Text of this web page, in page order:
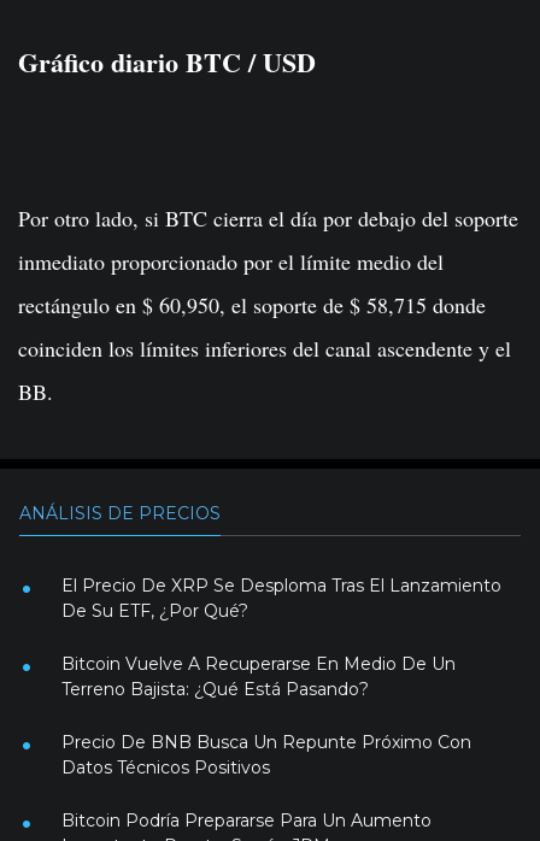
Gráfico diario BTC / USD
Por otro lado, si BTC cierra el día por debajo del soporte
inmediato proporcionado por el límite medio del
rectángulo en $ 60,950, el soporte de $ 58,715 donde
coinciden los límites inferiores del canal ascendente y el
BB.
ANÁLISIS DE PRECIOS
El Precio De XRP Se Desploma Tras El Lanzamiento
De Su ETF, ¿Por Qué?
Bitcoin Vuelve A Recuperarse En Medio De Un
Terreno Bajista: ¿Qué Está Pasando?
Precio De BNB Busca Un Repunte Próximo Con
Datos Técnicos Positivos
Bitcoin Podría Prepararse Para Un Aumento